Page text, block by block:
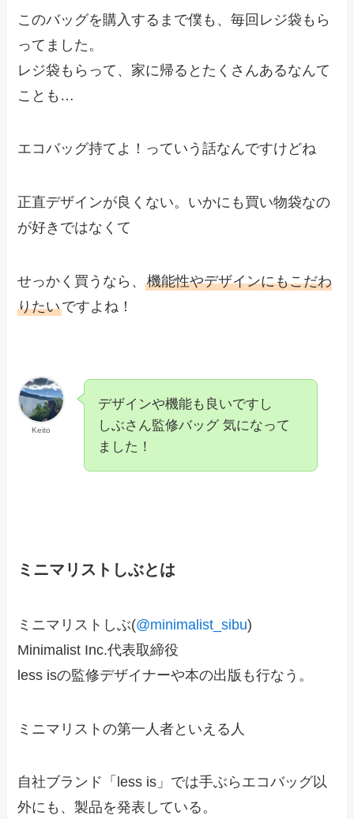
このバッグを購入するまで僕も、毎回レジ袋もら
ってました。
レジ袋もらって、家に帰るとたくさんあるなんて
ことも…
エコバッグ持てよ！っていう話なんですけどね
正直デザインが良くない。いかにも買い物袋なの
が好きではなくて
せっかく買うなら、機能性やデザインにもこだわ
りたいですよね！
Keito
デザインや機能も良いですし
しぶさん監修バッグ 気になって
ました！
ミニマリストしぶとは
ミニマリストしぶ(@minimalist_sibu)
Minimalist Inc.代表取締役
less isの監修デザイナーや本の出版も行なう。
ミニマリストの第一人者といえる人
自社ブランド「less is」では手ぶらエコバッグ以
外にも、製品を発表している。